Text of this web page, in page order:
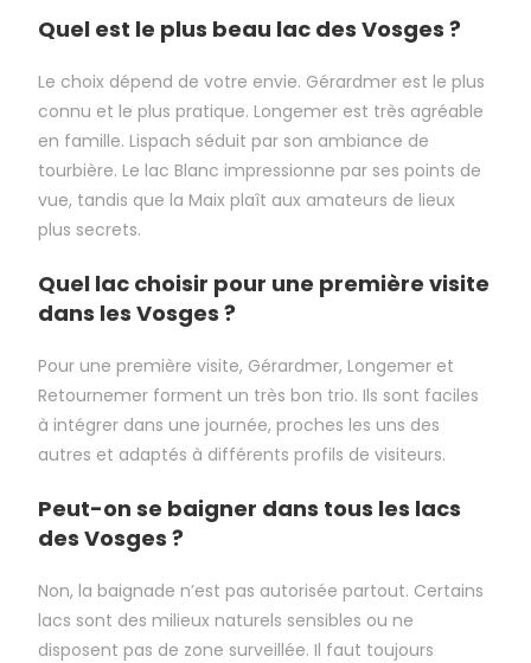
Quel est le plus beau lac des Vosges ?
Le choix dépend de votre envie. Gérardmer est le plus
connu et le plus pratique. Longemer est très agréable
en famille. Lispach séduit par son ambiance de
tourbière. Le lac Blanc impressionne par ses points de
vue, tandis que la Maix plaît aux amateurs de lieux
plus secrets.
Quel lac choisir pour une première visite
dans les Vosges ?
Pour une première visite, Gérardmer, Longemer et
Retournemer forment un très bon trio. Ils sont faciles
à intégrer dans une journée, proches les uns des
autres et adaptés à différents profils de visiteurs.
Peut-on se baigner dans tous les lacs
des Vosges ?
Non, la baignade n’est pas autorisée partout. Certains
lacs sont des milieux naturels sensibles ou ne
disposent pas de zone surveillée. Il faut toujours